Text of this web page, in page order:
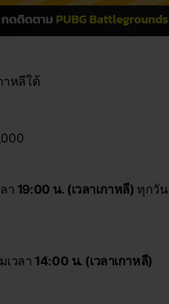
าหลีใต้
า 19:00 น. (เวลาเกาหลี) ทุกวัน
เวลา 14:00 น. (เวลาเกาหลี)